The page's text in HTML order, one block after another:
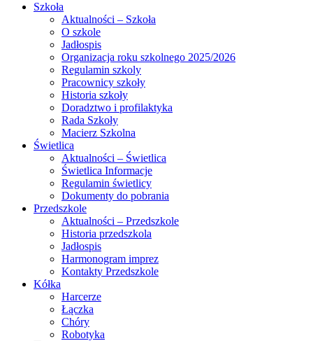
Szkoła
Aktualności – Szkoła
O szkole
Jadłospis
Organizacja roku szkolnego 2025/2026
Regulamin szkoly
Pracownicy szkoły
Historia szkoły
Doradztwo i profilaktyka
Rada Szkoły
Macierz Szkolna
Świetlica
Aktualności – Świetlica
Świetlica Informacje
Regulamin świetlicy
Dokumenty do pobrania
Przedszkole
Aktualności – Przedszkole
Historia przedszkola
Jadłospis
Harmonogram imprez
Kontakty Przedszkole
Kółka
Harcerze
Łączka
Chóry
Robotyka